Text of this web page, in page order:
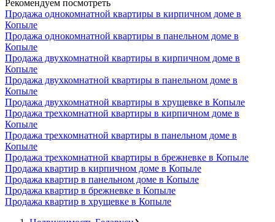
Рекомендуем посмотреть
Продажа однокомнатной квартиры в кирпичном доме в
Копыле
Продажа однокомнатной квартиры в панельном доме в
Копыле
Продажа двухкомнатной квартиры в кирпичном доме в
Копыле
Продажа двухкомнатной квартиры в панельном доме в
Копыле
Продажа двухкомнатной квартиры в хрущевке в Копыле
Продажа трехкомнатной квартиры в кирпичном доме в
Копыле
Продажа трехкомнатной квартиры в панельном доме в
Копыле
Продажа трехкомнатной квартиры в брежневке в Копыле
Продажа квартир в кирпичном доме в Копыле
Продажа квартир в панельном доме в Копыле
Продажа квартир в брежневке в Копыле
Продажа квартир в хрущевке в Копыле